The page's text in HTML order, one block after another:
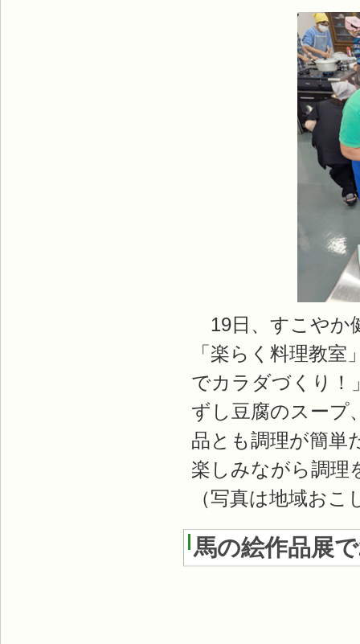
19日、すこやか
「楽らく料理教
でカラダづくり！
ずし豆腐のスープ
品とも調理が簡単
楽しみながら調理
（写真は地域お
馬の絵作品展